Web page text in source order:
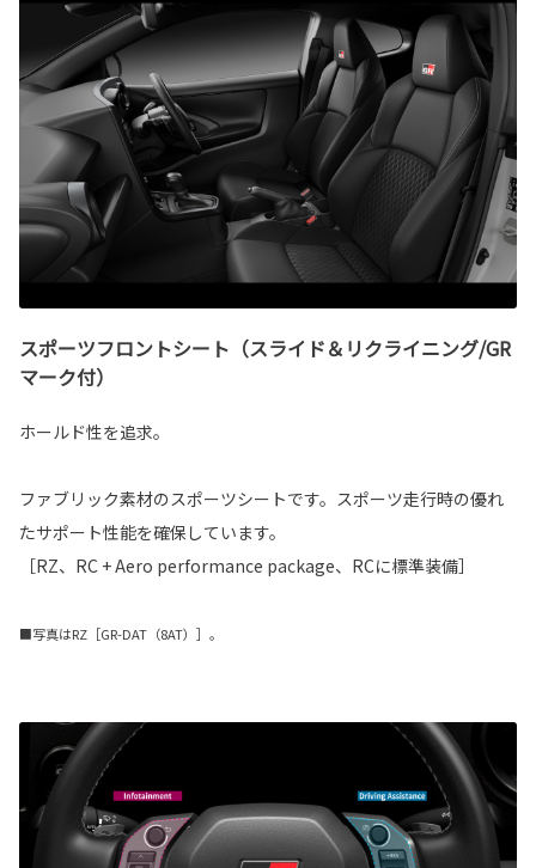
スポーツフロントシート（スライド＆リクライニング/GR
マーク付）
ホールド性を追求。
ファブリック素材のスポーツシートです。スポーツ走行時の優れ
たサポート性能を確保しています。
［RZ、RC + Aero performance package、RCに標準装備］
■写真はRZ［GR-DAT（8AT）］。